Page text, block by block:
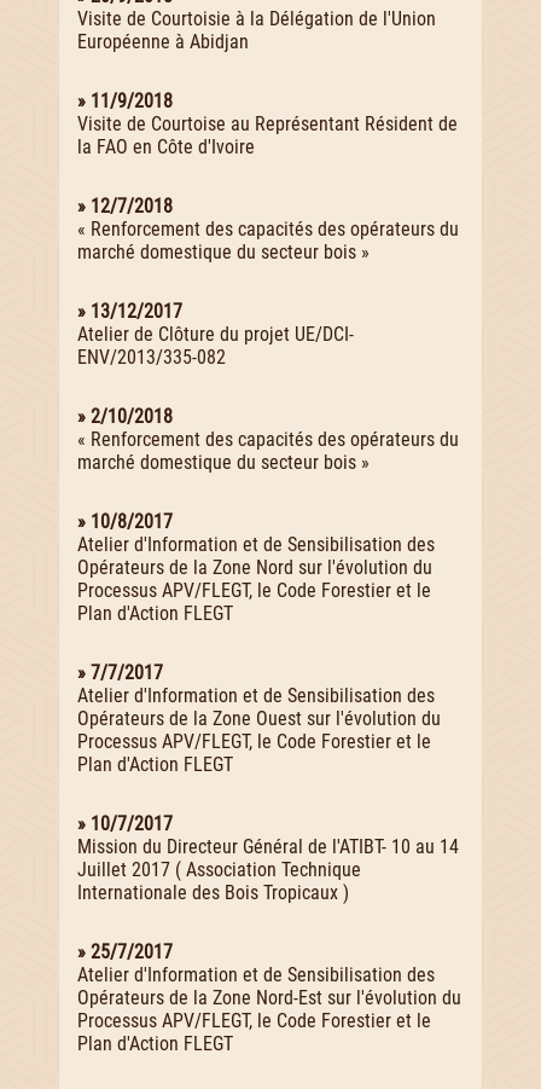
Visite de Courtoisie à la Délégation de l'Union
Européenne à Abidjan
» 11/9/2018
Visite de Courtoise au Représentant Résident de
la FAO en Côte d'Ivoire
» 12/7/2018
« Renforcement des capacités des opérateurs du
marché domestique du secteur bois »
» 13/12/2017
Atelier de Clôture du projet UE/DCI-
ENV/2013/335-082
» 2/10/2018
« Renforcement des capacités des opérateurs du
marché domestique du secteur bois »
» 10/8/2017
Atelier d'Information et de Sensibilisation des
Opérateurs de la Zone Nord sur l'évolution du
Processus APV/FLEGT, le Code Forestier et le
Plan d'Action FLEGT
» 7/7/2017
Atelier d'Information et de Sensibilisation des
Opérateurs de la Zone Ouest sur l'évolution du
Processus APV/FLEGT, le Code Forestier et le
Plan d'Action FLEGT
» 10/7/2017
Mission du Directeur Général de l'ATIBT- 10 au 14
Juillet 2017 ( Association Technique
Internationale des Bois Tropicaux )
» 25/7/2017
Atelier d'Information et de Sensibilisation des
Opérateurs de la Zone Nord-Est sur l'évolution du
Processus APV/FLEGT, le Code Forestier et le
Plan d'Action FLEGT